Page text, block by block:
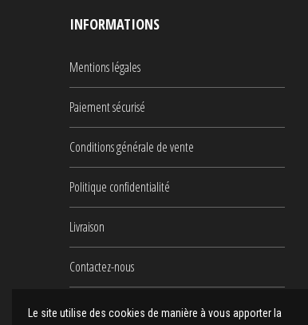
INFORMATIONS
Mentions légales
Paiement sécurisé
Conditions générale de vente
Politique confidentialité
Livraison
Contactez-nous
Plan du site
Le site utilise des cookies de manière à vous apporter la